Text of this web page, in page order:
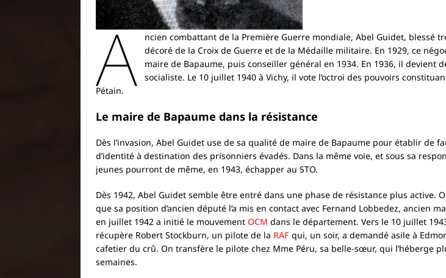
A
ncien combattant de la Première Guerre mondiale, Abel Guidet, blessé
décoré de la Croix de Guerre et de la Médaille militaire. En 1929, ce
maire de Bapaume, puis conseiller général en 1934. En 1936, il devient
socialiste. Le 10 juillet 1940 à Vichy, il vote l’octroi des pouvoirs
Pétain.
Le maire de Bapaume dans la résistance
Dès l’invasion, Abel Guidet use de sa qualité de maire de Bapaume pour établir de
d’identité à destination des prisonniers évadés. Dans la même voie, et sous sa
jeunes pourront de même, en 1943, échapper au STO.
Dès 1942, Abel Guidet semble être entré dans une phase de résistance plus active.
que sa position d’ancien député l’a mis en contact avec Fernand Lobbedez, ancien
en juillet 1942 a initié le mouvement OCM dans le département. Vers le 10 juillet
récupère Robert Stockburn, un pilote de la RAF qui, un soir, a demandé asile à
cafetier du crû. On transfère le pilote chez Mme Péru, sa belle-sœur, qui l’héberge
semaines.